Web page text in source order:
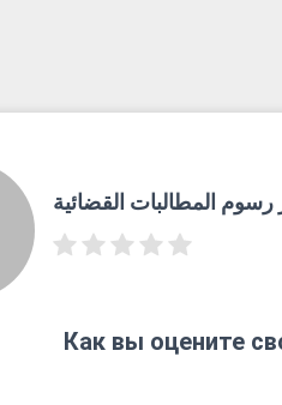
المطالبات القضائية
Как вы оцените